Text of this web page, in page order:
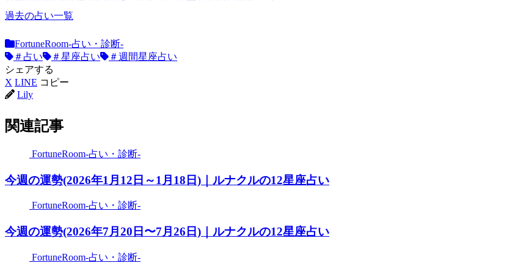
2026.07.20
今週の運勢(2026年7月13日〜7月19日)｜ルナクルの12星座占い
2026.07.13
過去の占い一覧
FortuneRoom-占い・診断-
＃占い
＃星座占い
＃週間星座占い
シェアする
X LINE コピー
Lily
関連記事
FortuneRoom-占い・診断-
今週の運勢(2026年1月12日～1月18日)｜ルナクルの12星座占い
FortuneRoom-占い・診断-
今週の運勢(2026年7月20日〜7月26日)｜ルナクルの12星座占い
FortuneRoom-占い・診断-